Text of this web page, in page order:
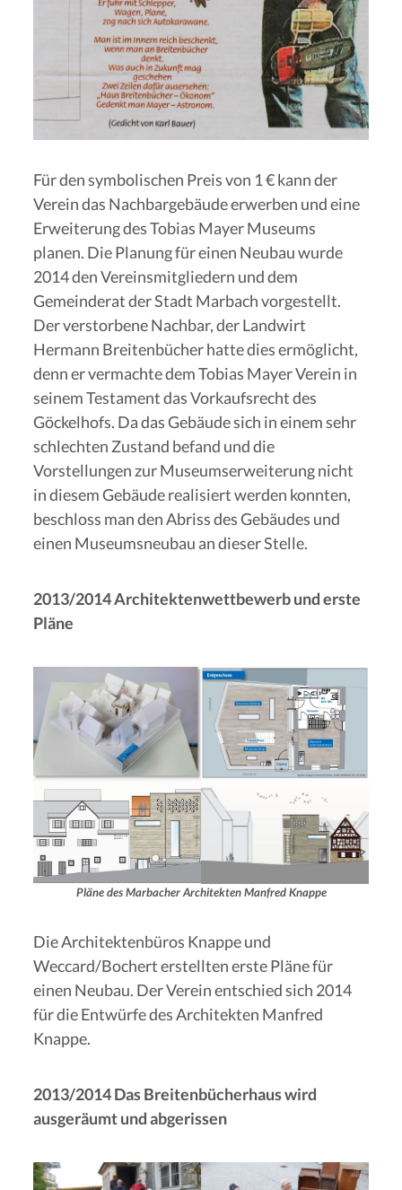
Für den symbolischen Preis von 1 € kann der
Verein das Nachbargebäude erwerben und eine
Erweiterung des Tobias Mayer Museums
planen. Die Planung für einen Neubau wurde
2014 den Vereinsmitgliedern und dem
Gemeinderat der Stadt Marbach vorgestellt.
Der verstorbene Nachbar, der Landwirt
Hermann Breitenbücher hatte dies ermöglicht,
denn er vermachte dem Tobias Mayer Verein in
seinem Testament das Vorkaufsrecht des
Göckelhofs. Da das Gebäude sich in einem sehr
schlechten Zustand befand und die
Vorstellungen zur Museumserweiterung nicht
in diesem Gebäude realisiert werden konnten,
beschloss man den Abriss des Gebäudes und
einen Museumsneubau an dieser Stelle.
2013/2014 Architektenwettbewerb und erste
Pläne
Pläne des Marbacher Architekten Manfred Knappe
Die Architektenbüros Knappe und
Weccard/Bochert erstellten erste Pläne für
einen Neubau. Der Verein entschied sich 2014
für die Entwürfe des Architekten Manfred
Knappe.
2013/2014 Das Breitenbücherhaus wird
ausgeräumt und abgerissen